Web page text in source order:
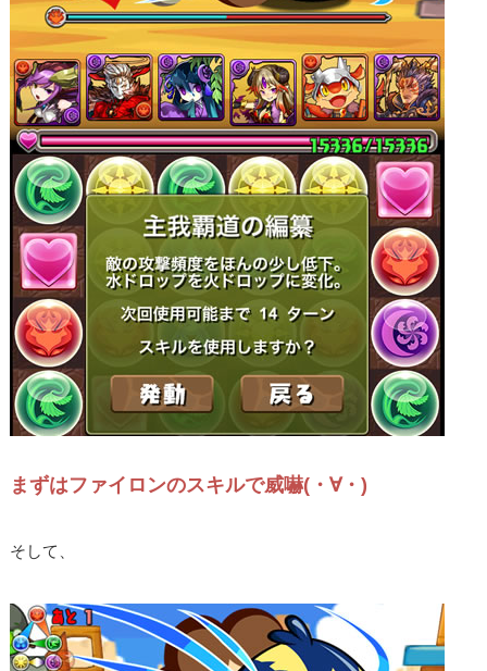
まずはファイロンのスキルで威嚇(・∀・)
そして、